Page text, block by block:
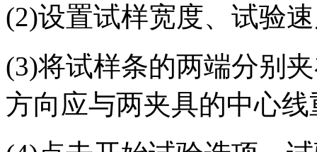
(2)设置试样宽度、试验
(3)将试样条的两端分别
方向应与两夹具的中心线